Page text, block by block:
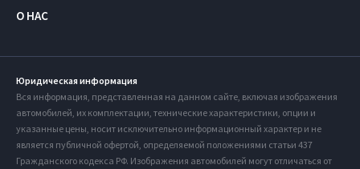
О НАС
Юридическая информация
Вся информация, представленная на данном сайте, включая изображения
автомобилей, их комплектации, технические характеристики, опции и
указанные цены, носит исключительно информационный характер и не
является публичной офертой, определяемой положениями статьи 437
Гражданского кодекса РФ. Изображения автомобилей могут отличаться от